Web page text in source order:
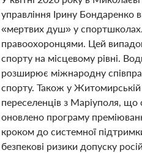
управління Ірину Бондаренко
«мертвих душ» у спортшколах.
правоохоронцями. Цей
спорту на місцевому рівні.
розширює міжнародну
спорту. Також у Житомирській
переселенців з Маріуполя, що
оновлено програму
кроком до системної
безпекові ризики допуску